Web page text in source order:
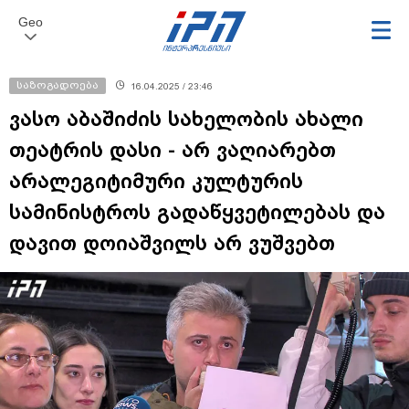
Geo
საზოგადოება 16.04.2025 / 23:46
ვასო აბაშიძის სახელობის ახალი
თეატრის დასი - არ ვაღიარებთ
არალეგიტიმური კულტურის
სამინისტროს გადაწყვეტილებას და
დავით დოიაშვილს არ ვუშვებთ